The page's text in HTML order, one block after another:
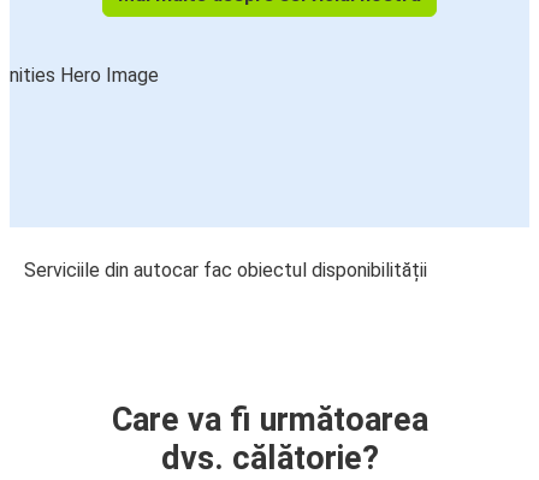
Serviciile din autocar fac obiectul disponibilității
Care va fi următoarea
dvs. călătorie?